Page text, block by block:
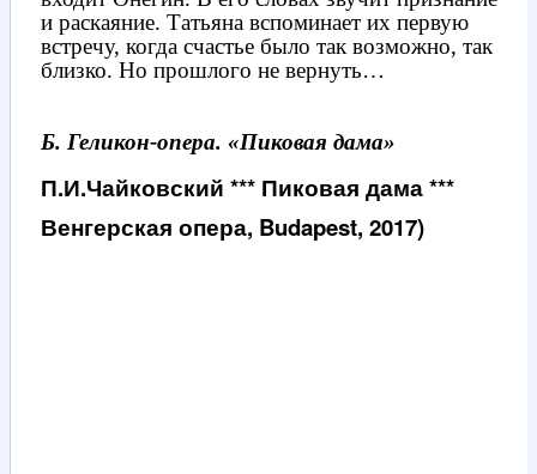
и раскаяние. Татьяна вспоминает их первую
встречу, когда счастье было так возможно, так
близко. Но прошлого не вернуть…
Б. Геликон-опера. «Пиковая дама»
П.И.Чайковский *** Пиковая дама ***
Венгерская опера, Budapest, 2017)